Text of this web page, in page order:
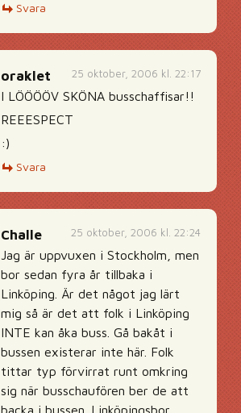
Svara
25 oktober, 2006 kl. 22:17
oraklet
I LÖÖÖÖV SKÖNA busschaffisar!!
REEESPECT
:)
Svara
25 oktober, 2006 kl. 22:24
Challe
Jag är uppvuxen i Stockholm, men
bor sedan fyra år tillbaka i
Linköping. Är det något jag lärt
mig så är det att folk i Linköping
INTE kan åka buss. Gå bakåt i
bussen existerar inte här. Folk
tittar typ förvirrat runt omkring
sig när busschaufören ber de att
backa i bussen. Linköpingsbor